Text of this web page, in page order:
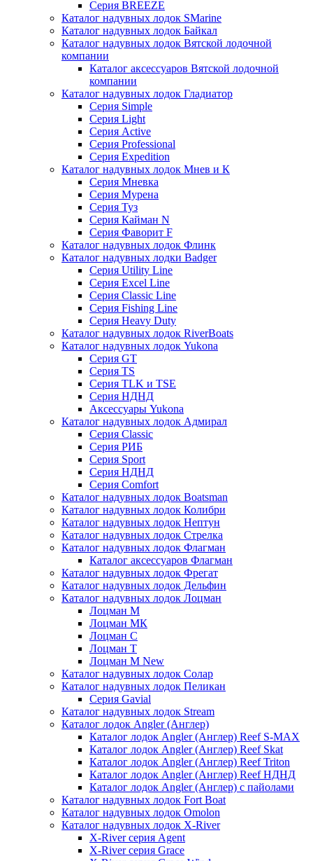
Серия BREEZE
Каталог надувных лодок SMarine
Каталог надувных лодок Байкал
Каталог надувных лодок Вятской лодочной
компании
Каталог аксессуаров Вятской лодочной
компании
Каталог надувных лодок Гладиатор
Серия Simple
Серия Light
Серия Active
Серия Professional
Серия Expedition
Каталог надувных лодок Мнев и К
Серия Мневка
Серия Мурена
Серия Туз
Серия Кайман N
Серия Фаворит F
Каталог надувных лодок Флинк
Каталог надувных лодки Badger
Серия Utility Line
Серия Excel Line
Серия Classic Line
Серия Fishing Line
Серия Heavy Duty
Каталог надувных лодок RiverBoats
Каталог надувных лодок Yukona
Серия GT
Серия TS
Серия TLK и TSE
Серия НДНД
Аксессуары Yukona
Каталог надувных лодок Адмирал
Серия Classic
Серия РИБ
Серия Sport
Серия НДНД
Серия Comfort
Каталог надувных лодок Boatsman
Каталог надувных лодок Колибри
Каталог надувных лодок Нептун
Каталог надувных лодок Стрелка
Каталог надувных лодок Флагман
Каталог аксессуаров Флагман
Каталог надувных лодок Фрегат
Каталог надувных лодок Дельфин
Каталог надувных лодок Лоцман
Лоцман М
Лоцман МК
Лоцман С
Лоцман Т
Лоцман М New
Каталог надувных лодок Солар
Каталог надувных лодок Пеликан
Серия Gavial
Каталог надувных лодок Stream
Каталог лодок Angler (Англер)
Каталог лодок Angler (Англер) Reef S-MAX
Каталог лодок Angler (Англер) Reef Skat
Каталог лодок Angler (Англер) Reef Triton
Каталог лодок Angler (Англер) Reef НДНД
Каталог лодок Angler (Англер) с пайолами
Каталог надувных лодок Fort Boat
Каталог надувных лодок Omolon
Каталог надувных лодок X-River
X-River серия Agent
X-River серия Grace